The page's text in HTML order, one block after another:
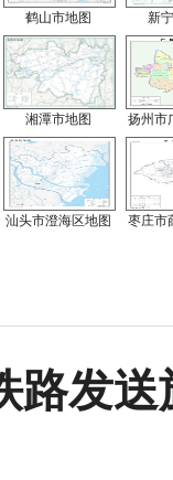
鹤山市地图 新
湘潭市地图 扬州市
汕头市澄海区地图 枣庄市
路发